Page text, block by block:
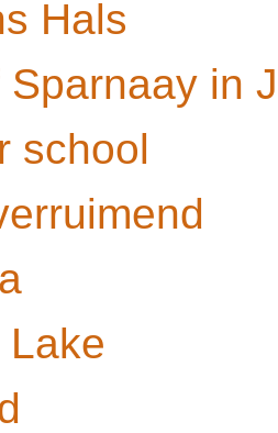
Hals
Sparnaay in
school
Lake